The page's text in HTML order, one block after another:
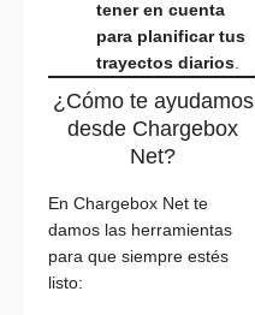
tener en cuenta
para planificar tus
trayectos diarios
¿Cómo te ayudamos
desde Chargebox
Net?
En Chargebox Net te
damos las herramientas
para que siempre estés
listo: